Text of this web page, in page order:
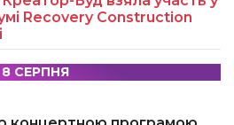
Recovery Construction
8 СЕРПНЯ